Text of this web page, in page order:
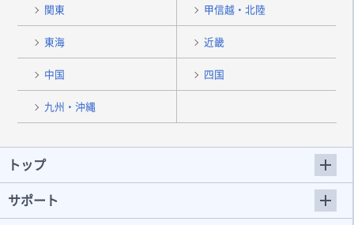
関東 甲信越・北陸
東海 近畿
中国 四国
九州・沖縄
トップ
サポート